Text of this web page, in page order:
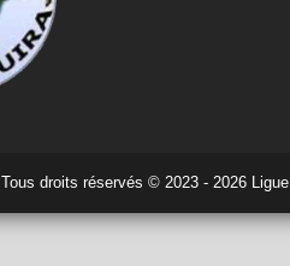
Tous droits réservés © 2023 - 2026